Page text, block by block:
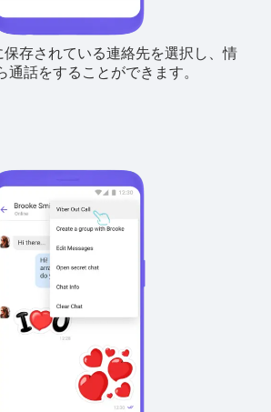
保存されている連絡先を選択し、情
通話をすることができます。